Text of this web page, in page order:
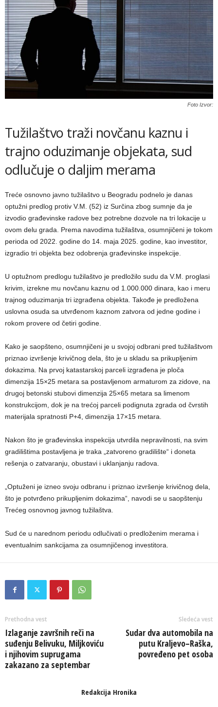
Foto Izvor:
Tužilaštvo traži novčanu kaznu i
trajno oduzimanje objekata, sud
odlučuje o daljim merama
Treće osnovno javno tužilaštvo u Beogradu podnelo je danas
optužni predlog protiv V.M. (52) iz Surčina zbog sumnje da je
izvodio građevinske radove bez potrebne dozvole na tri lokacije u
ovom delu grada. Prema navodima tužilaštva, osumnjičeni je tokom
perioda od 2022. godine do 14. maja 2025. godine, kao investitor,
izgradio tri objekta bez odobrenja građevinske inspekcije.
U optužnom predlogu tužilaštvo je predložilo sudu da V.M. proglasi
krivim, izrekne mu novčanu kaznu od 1.000.000 dinara, kao i meru
trajnog oduzimanja tri izgrađena objekta. Takođe je predložena
uslovna osuda sa utvrđenom kaznom zatvora od jedne godine i
rokom provere od četiri godine.
Kako je saopšteno, osumnjičeni je u svojoj odbrani pred tužilaštvom
priznao izvršenje krivičnog dela, što je u skladu sa prikupljenim
dokazima. Na prvoj katastarskoj parceli izgrađena je ploča
dimenzija 15×25 metara sa postavljenom armaturom za zidove, na
drugoj betonski stubovi dimenzija 25×65 metara sa limenom
konstrukcijom, dok je na trećoj parceli podignuta zgrada od čvrstih
materijala spratnosti P+4, dimenzija 17×15 metara.
Nakon što je građevinska inspekcija utvrdila nepravilnosti, na svim
gradilištima postavljena je traka „zatvoreno gradilište“ i doneta
rešenja o zatvaranju, obustavi i uklanjanju radova.
„Optuženi je izneo svoju odbranu i priznao izvršenje krivičnog dela,
što je potvrđeno prikupljenim dokazima“, navodi se u saopštenju
Trećeg osnovnog javnog tužilaštva.
Sud će u narednom periodu odlučivati o predloženim merama i
eventualnim sankcijama za osumnjičenog investitora.
Prethodna vest
Izlaganje završnih reči na
suđenju Belivuku, Miljkoviću
i njihovim suprugama
zakazano za septembar
Sledeća vest
Sudar dva automobila na
putu Kraljevo–Raška,
povređeno pet osoba
Redakcija Hronika